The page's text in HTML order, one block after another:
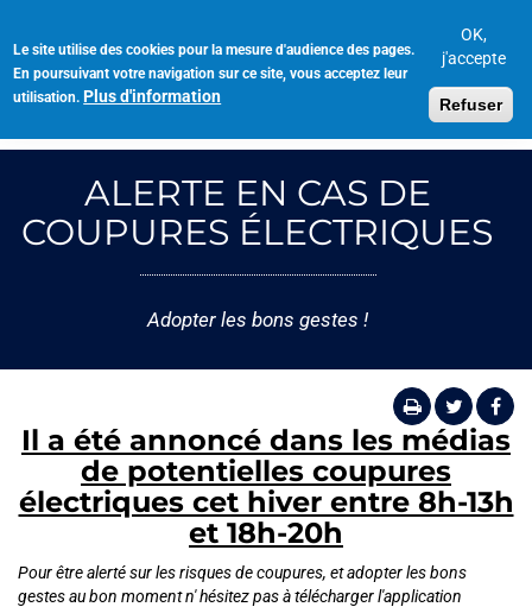
Le site utilise des cookies pour la mesure d'audience des pages.
En poursuivant votre navigation sur ce site, vous acceptez leur
utilisation. Plus d'information
OK,
j'accepte
Refuser
contenu
principal
ALERTE EN CAS DE
COUPURES ÉLECTRIQUES
Adopter les bons gestes !
Il a été annoncé dans les médias
de potentielles coupures
électriques cet hiver entre 8h-13h
et 18h-20h
Pour être alerté sur les risques de coupures, et adopter les bons
gestes au bon moment n' hésitez pas à télécharger l'application